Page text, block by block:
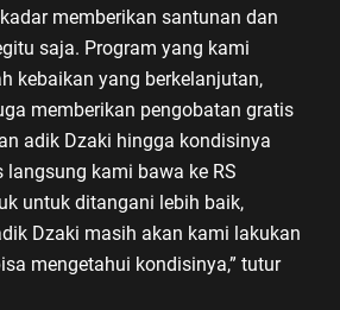
memberikan santunan dan
saja. Program yang kami
kebaikan yang berkelanjutan,
memberikan pengobatan gratis
adik Dzaki hingga kondisinya
langsung kami bawa ke RS
untuk ditangani lebih baik,
Dzaki masih akan kami lakukan
mengetahui kondisinya,” tutur